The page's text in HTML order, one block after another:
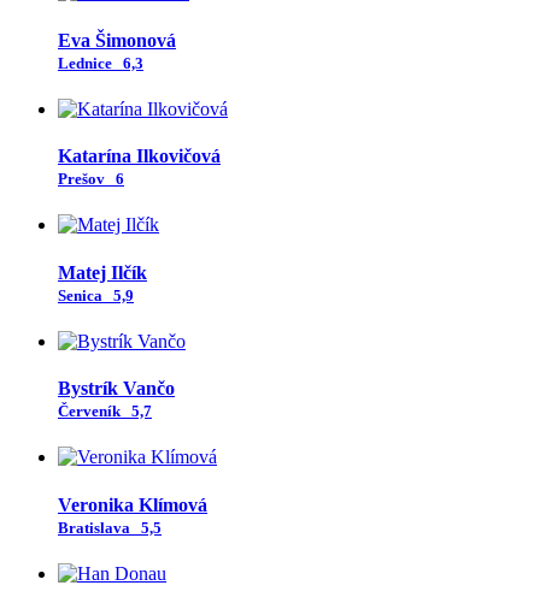
Eva Šimonová
Lednice 6,3
Katarína Ilkovičová
Prešov 6
Matej Ilčík
Senica 5,9
Bystrík Vančo
Červeník 5,7
Veronika Klímová
Bratislava 5,5